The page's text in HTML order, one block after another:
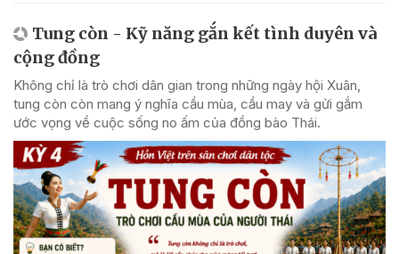
Tung còn - Kỹ năng gắn kết tình duyên và
cộng đồng
Không chỉ là trò chơi dân gian trong những ngày hội Xuân,
tung còn còn mang ý nghĩa cầu mùa, cầu may và gửi gắm
ước vọng về cuộc sống no ấm của đồng bào Thái.